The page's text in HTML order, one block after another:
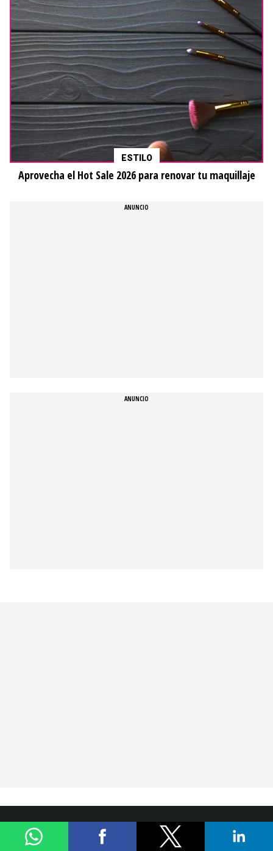
ESTILO
Aprovecha el Hot Sale 2026 para renovar tu maquillaje